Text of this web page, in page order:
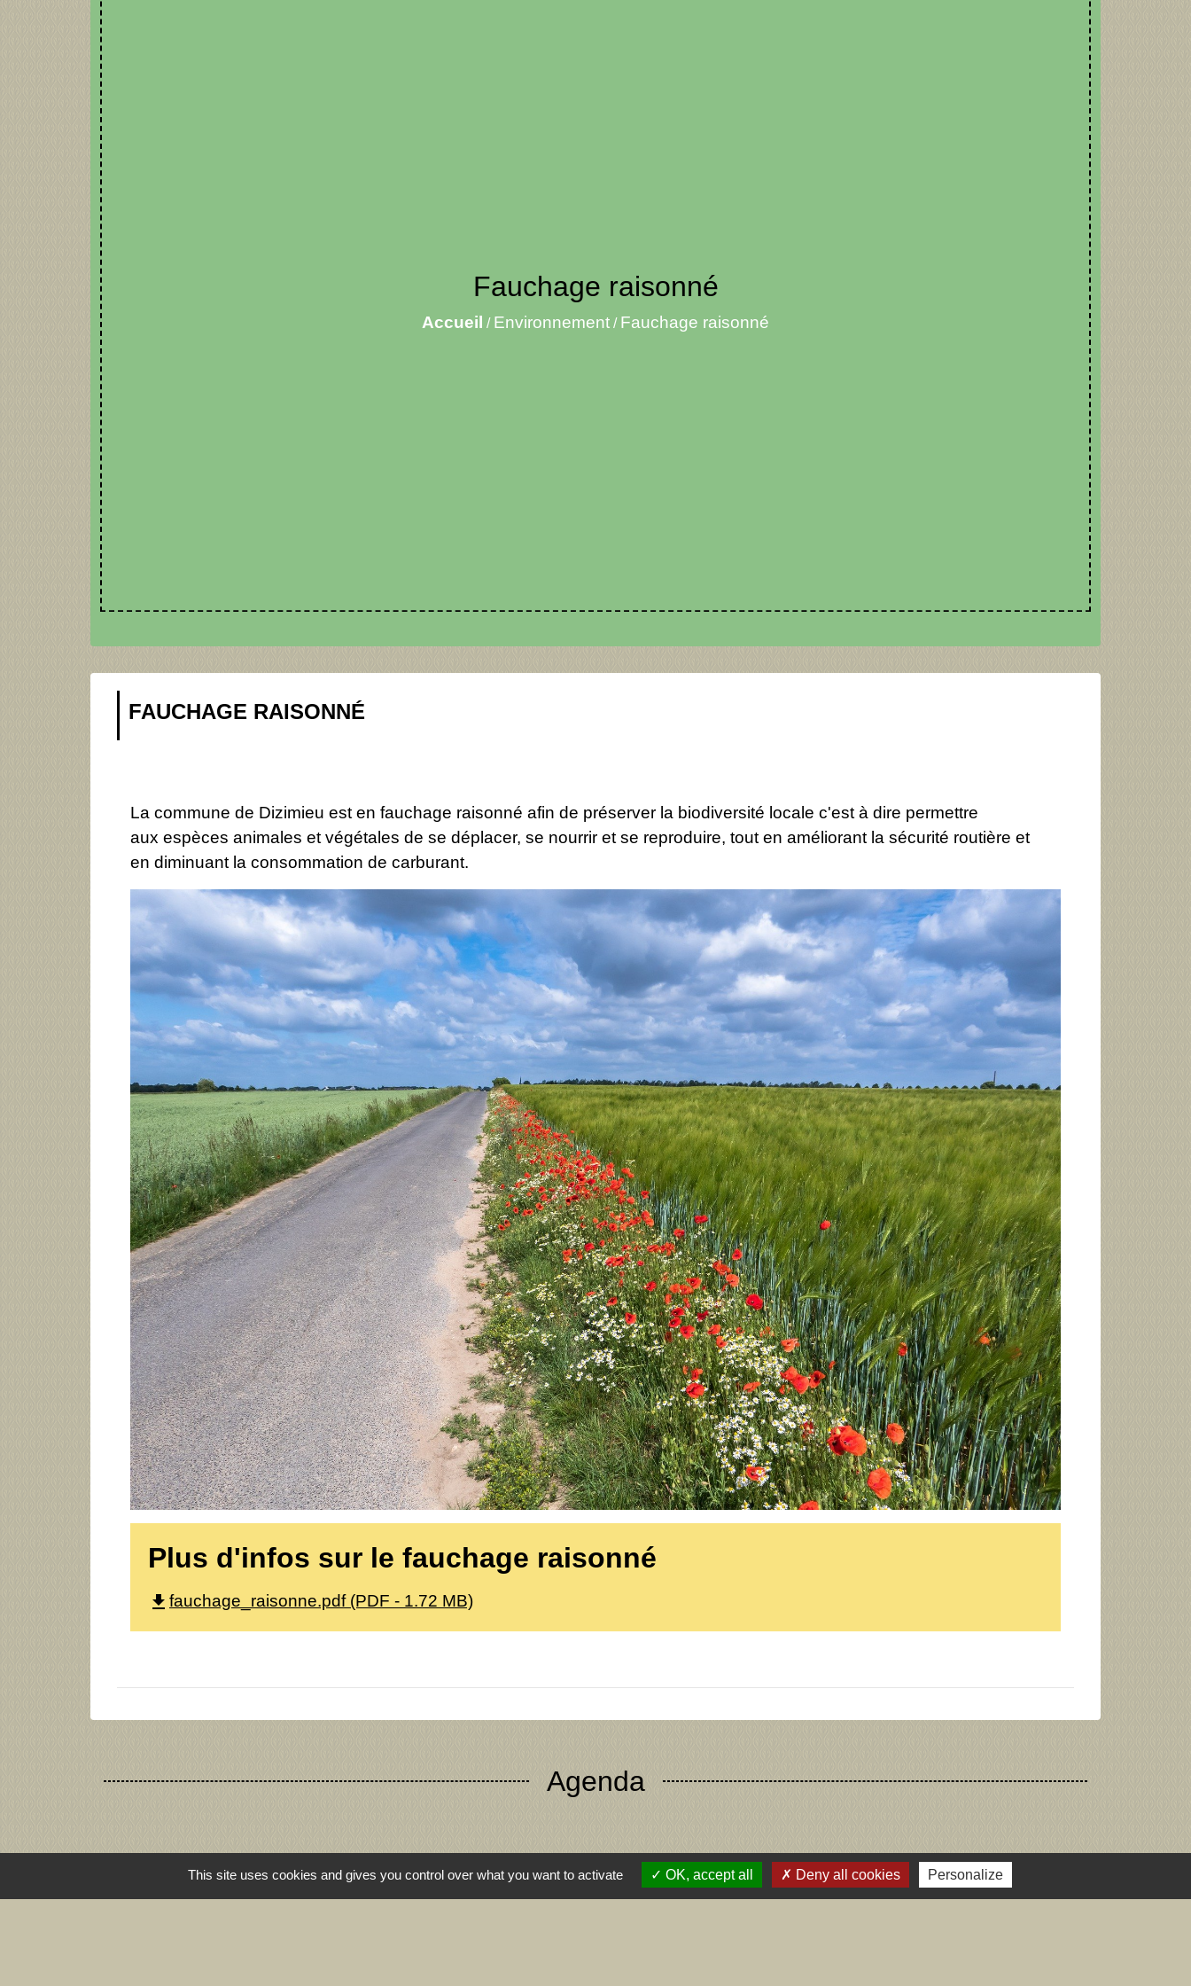
Fauchage raisonné
Accueil / Environnement / Fauchage raisonné
FAUCHAGE RAISONNÉ
La commune de Dizimieu est en fauchage raisonné afin de préserver la biodiversité locale c'est à dire permettre
aux espèces animales et végétales de se déplacer, se nourrir et se reproduire, tout en améliorant la sécurité routière et
en diminuant la consommation de carburant.
Plus d'infos sur le fauchage raisonné
file_download fauchage_raisonne.pdf (PDF - 1.72 MB)
Agenda
Voir tout
This site uses cookies and gives you control over what you want to activate OK, accept all Deny all cookies Personalize